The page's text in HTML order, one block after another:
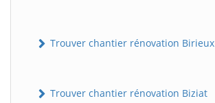
Trouver chantier rénovation Birieux
Trouver chantier rénovation Biziat